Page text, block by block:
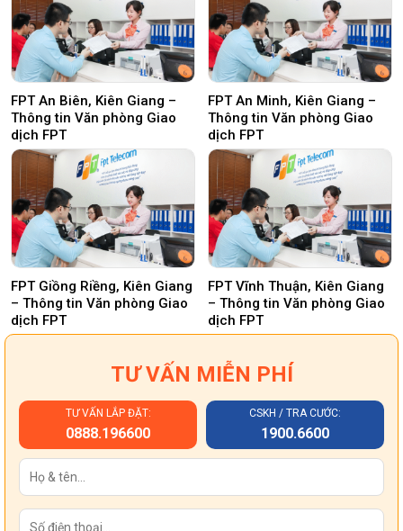
FPT An Biên, Kiên Giang –
Thông tin Văn phòng Giao
dịch FPT
FPT An Minh, Kiên Giang –
Thông tin Văn phòng Giao
dịch FPT
FPT Giồng Riềng, Kiên Giang
– Thông tin Văn phòng Giao
dịch FPT
FPT Vĩnh Thuận, Kiên Giang
– Thông tin Văn phòng Giao
dịch FPT
TƯ VẤN MIỄN PHÍ
TƯ VẤN LẮP ĐẶT:
0888.196600
CSKH / TRA CƯỚC:
1900.6600